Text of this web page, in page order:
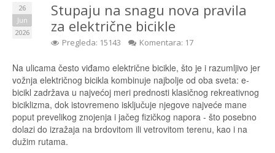
26
Jun
2026
Stupaju na snagu nova pravila
za električne bicikle
Pregleda: 15143 Komentara: 17
Na ulicama često viđamo električne bicikle, što je i razumljivo jer
vožnja električnog bicikla kombinuje najbolje od oba sveta: e-
bicikl zadržava u najvećoj meri prednosti klasičnog rekreativnog
biciklizma, dok istovremeno isključuje njegove najveće mane
poput prevelikog znojenja i jačeg fizičkog napora - što posebno
dolazi do izražaja na brdovitom ili vetrovitom terenu, kao i na
dužim rutama.